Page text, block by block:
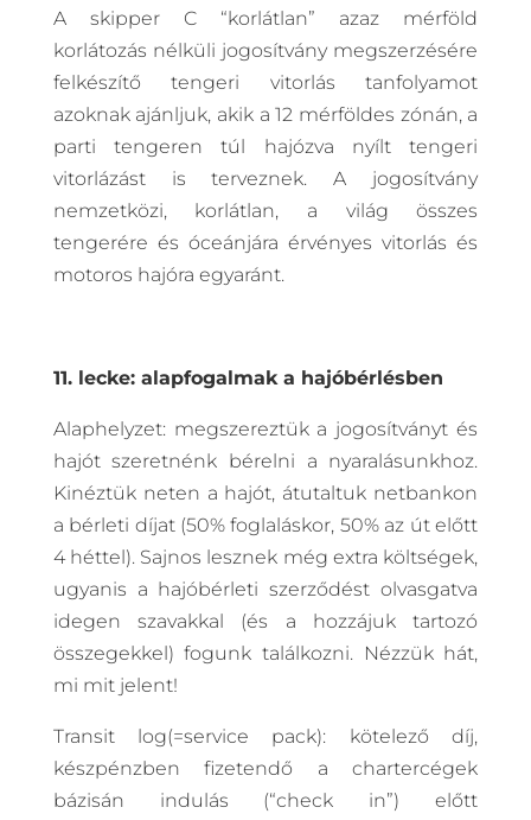
A skipper C “korlátlan” azaz mérföld
korlátozás nélküli jogosítvány megszerzésére
felkészítő tengeri vitorlás tanfolyamot
azoknak ajánljuk, akik a 12 mérföldes zónán, a
parti tengeren túl hajózva nyílt tengeri
vitorlázást is terveznek. A jogosítvány
nemzetközi, korlátlan, a világ összes
tengerére és óceánjára érvényes vitorlás és
motoros hajóra egyaránt.
11. lecke: alapfogalmak a hajóbérlésben
Alaphelyzet: megszereztük a jogosítványt és
hajót szeretnénk bérelni a nyaralásunkhoz.
Kinéztük neten a hajót, átutaltuk netbankon
a bérleti díjat (50% foglaláskor, 50% az út előtt
4 héttel). Sajnos lesznek még extra költségek,
ugyanis a hajóbérleti szerződést olvasgatva
idegen szavakkal (és a hozzájuk tartozó
összegekkel) fogunk találkozni. Nézzük hát,
mi mit jelent!
Transit log(=service pack): kötelező díj,
készpénzben fizetendő a chartercégek
bázisán indulás (“check in”) előtt